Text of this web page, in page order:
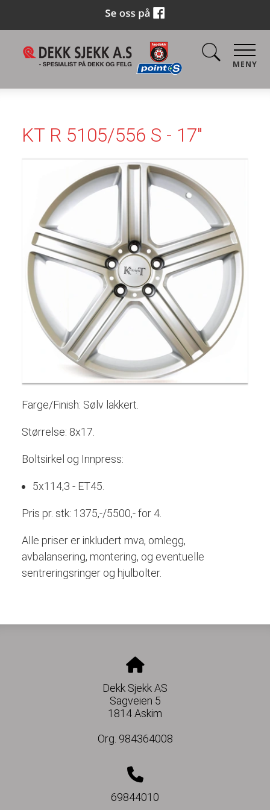
MENY
KT R 5105/556 S - 17"
Farge/Finish: Sølv lakkert.
Størrelse: 8x17.
Boltsirkel og Innpress:
5x114,3 - ET45.
Pris pr. stk: 1375,-/5500,- for 4.
Alle priser er inkludert mva, omlegg,
avbalansering, montering, og eventuelle
sentreringsringer og hjulbolter.
Dekk Sjekk AS
Sagveien 5
1814 Askim
Org. 984364008
69844010